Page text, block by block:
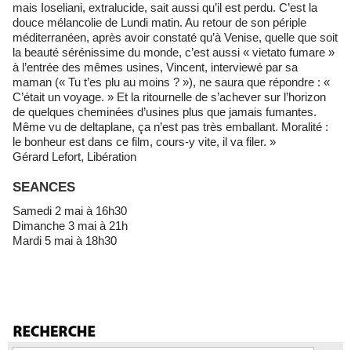
mais Ioseliani, extralucide, sait aussi qu’il est perdu. C’est la
douce mélancolie de Lundi matin. Au retour de son périple
méditerranéen, après avoir constaté qu’à Venise, quelle que soit
la beauté sérénissime du monde, c’est aussi « vietato fumare »
à l’entrée des mêmes usines, Vincent, interviewé par sa
maman (« Tu t’es plu au moins ? »), ne saura que répondre : «
C’était un voyage. » Et la ritournelle de s’achever sur l’horizon
de quelques cheminées d’usines plus que jamais fumantes.
Même vu de deltaplane, ça n’est pas très emballant. Moralité :
le bonheur est dans ce film, cours-y vite, il va filer. »
Gérard Lefort, Libération
SEANCES
Samedi 2 mai à 16h30
Dimanche 3 mai à 21h
Mardi 5 mai à 18h30